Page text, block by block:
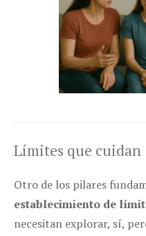
Límites que cuidan
Otro de los pilares
establecimiento de
necesitan explorar, sí,